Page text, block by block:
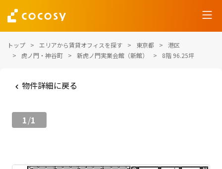
トップ エリアから賃貸オフィスを探す 東京都
港区
虎ノ門・神谷町
新虎ノ門実業会館（新館） 8階 96.25坪
物件詳細に戻る
1/1